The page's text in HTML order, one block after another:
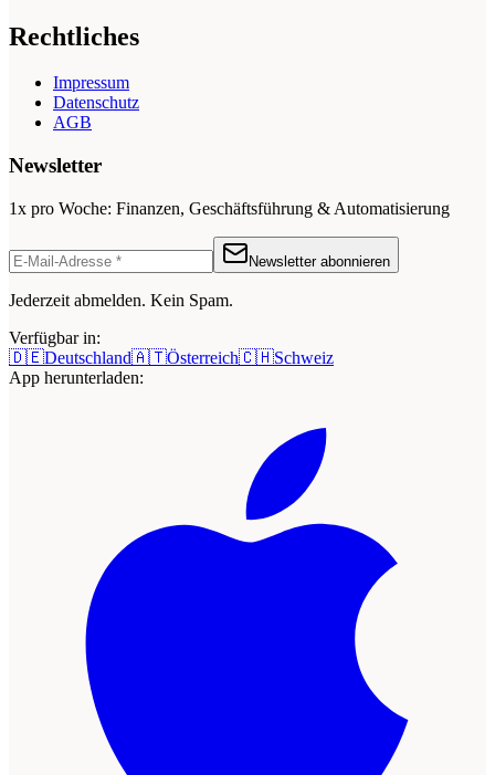
Rechtliches
Impressum
Datenschutz
AGB
Newsletter
1x pro Woche: Finanzen, Geschäftsführung & Automatisierung
Newsletter abonnieren
Jederzeit abmelden. Kein Spam.
Verfügbar in:
🇩🇪Deutschland🇦🇹Österreich🇨🇭Schweiz
App herunterladen: